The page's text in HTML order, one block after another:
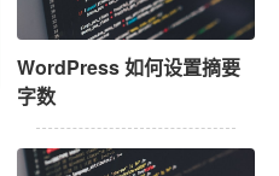
WordPress 如何设置摘要
字数